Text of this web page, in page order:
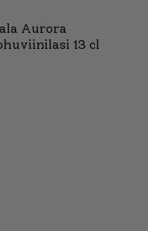
Aurora
13 cl